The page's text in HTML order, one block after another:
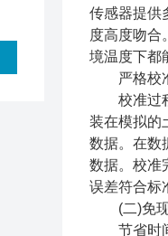
传感器提供
度高度吻合
境温度下都
严格校准
校准过程
装在模拟的
数据。在数
数据。校准
误差符合标
(二)免现
节省时